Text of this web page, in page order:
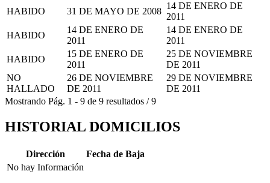
HABIDO 31 DE MAYO DE 2008
14 DE ENERO DE
2011
HABIDO
14 DE ENERO DE
2011
14 DE ENERO DE
2011
HABIDO
15 DE ENERO DE
2011
25 DE NOVIEMBRE
DE 2011
NO
HALLADO
26 DE NOVIEMBRE
DE 2011
29 DE NOVIEMBRE
DE 2011
Mostrando Pág. 1 - 9 de 9 resultados /9
HISTORIAL DOMICILIOS
Dirección
Fecha de Baja
No hay Información